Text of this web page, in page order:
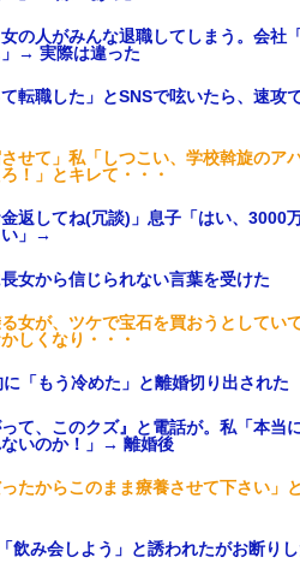
の人がみんな退職してしまう。会社
→ 実際は違った
転職した」とSNSで呟いたら、速攻
せて」私「しつこい、学校斡旋のア
！」とキレて・・・
金返してね(冗談)」息子「はい、
い」→
女から信じられない言葉を受けた
女が、ツケで宝石を買おうとして
しくなり・・・
「もう冷めた」と離婚切り出された
て、このクズ』と電話が。私「本当
いのか！」→ 離婚後
たからこのまま療養させて下さい」
飲み会しよう」と誘われたがお断り